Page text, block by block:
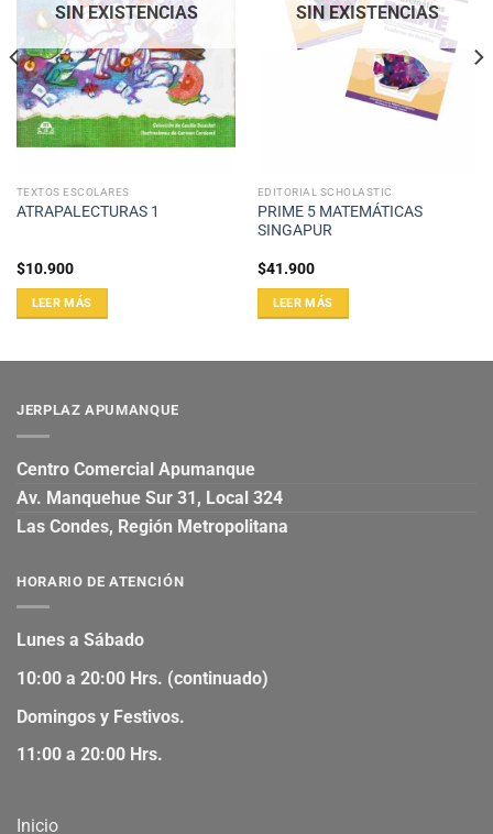
SIN EXISTENCIAS
TEXTOS ESCOLARES
ATRAPALECTURAS 1
$10.900
LEER MÁS
SIN EXISTENCIAS
EDITORIAL SCHOLASTIC
PRIME 5 MATEMÁTICAS
SINGAPUR
$41.900
LEER MÁS
JERPLAZ APUMANQUE
Centro Comercial Apumanque
Av. Manquehue Sur 31, Local 324
Las Condes, Región Metropolitana
HORARIO DE ATENCIÓN
Lunes a Sábado
10:00 a 20:00 Hrs. (continuado)
Domingos y Festivos.
11:00 a 20:00 Hrs.
Inicio